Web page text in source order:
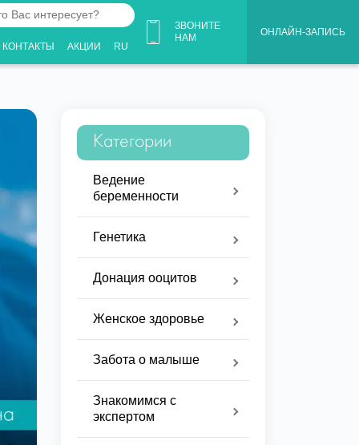
КОНТАКТЫ АКЦИИ RU
ЗВОНИТЕ
НАМ
ОНЛАЙН-ЗАПИСЬ
Категории
Ведение
беременности
Генетика
Донация ооцитов
Женское здоровье
Забота о малыше
Знакомимся с
экспертом